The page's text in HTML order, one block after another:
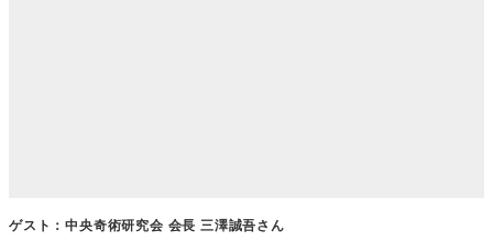
ゲスト：中央奇術研究会 会長 三澤誠吾さん